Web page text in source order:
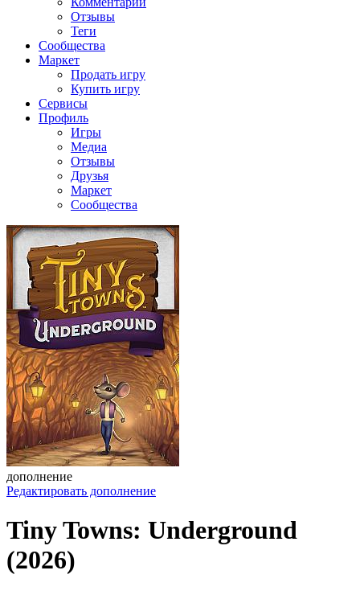
Отзывы
Теги
Сообщества
Маркет
Продать игру
Купить игру
Сервисы
Профиль
Игры
Медиа
Отзывы
Друзья
Маркет
Сообщества
дополнение
Редактировать дополнение
Tiny Towns: Underground
(2026)